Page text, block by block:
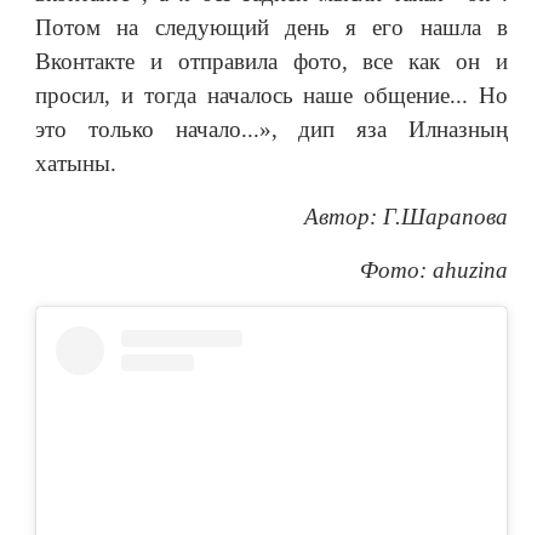
Потом на следующий день я его нашла в
Вконтакте и отправила фото, все как он и
просил, и тогда началось наше общение... Но
это только начало...», дип яза Илназның
хатыны.
Автор: Г.Шарапова
Фото: ahuzina